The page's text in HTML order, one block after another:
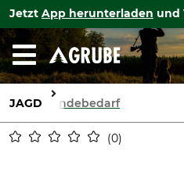
Jetzt App herunterladen und
JAGD Hundebedarf
0